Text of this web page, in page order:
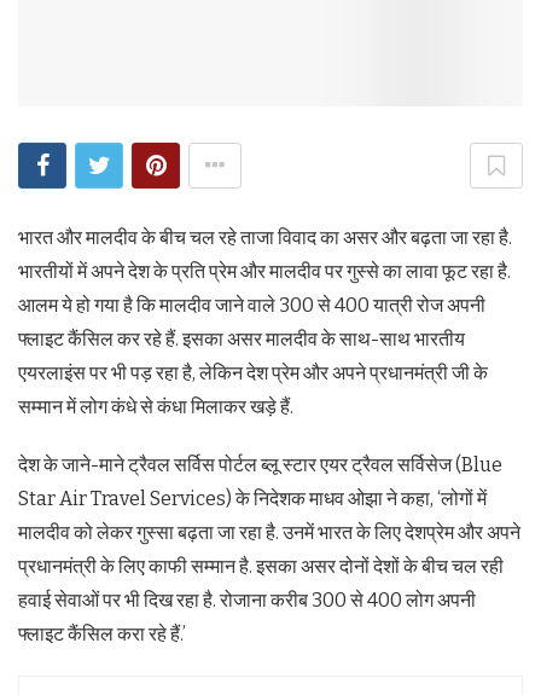
भारत और मालदीव के बीच चल रहे ताजा विवाद का असर और बढ़ता जा रहा है.
भारतीयों में अपने देश के प्रति प्रेम और मालदीव पर गुस्‍से का लावा फूट रहा है.
आलम ये हो गया है कि मालदीव जाने वाले 300 से 400 यात्री रोज अपनी
फ्लाइट कैंसिल कर रहे हैं. इसका असर मालदीव के साथ-साथ भारतीय
एयरलाइंस पर भी पड़ रहा है, लेकिन देश प्रेम और अपने प्रधानमंत्री जी के
सम्‍मान में लोग कंधे से कंधा मिलाकर खड़े हैं.
देश के जाने-माने ट्रैवल सर्विस पोर्टल ब्‍लू स्‍टार एयर ट्रैवल सर्विसेज (Blue
Star Air Travel Services) के निदेशक माधव ओझा ने कहा, ‘लोगों में
मालदीव को लेकर गुस्‍सा बढ़ता जा रहा है. उनमें भारत के लिए देशप्रेम और अपने
प्रधानमंत्री के लिए काफी सम्‍मान है. इसका असर दोनों देशों के बीच चल रही
हवाई सेवाओं पर भी दिख रहा है. रोजाना करीब 300 से 400 लोग अपनी
फ्लाइट कैंसिल करा रहे हैं.’